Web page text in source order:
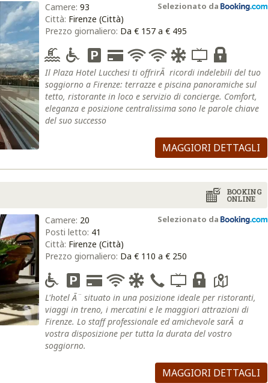
Selezionato da
Camere: 93
Città: Firenze (Città)
Prezzo giornaliero: Da € 157 a € 495
Il Plaza Hotel Lucchesi ti offrirÃ ricordi indelebili del tuo
soggiorno a Firenze: terrazze e piscina panoramiche sul
tetto, ristorante in loco e servizio di concierge. Comfort,
eleganza e posizione centralissima sono le parole chiave
del suo successo
MAGGIORI DETTAGLI
BOOKING
ONLINE
Selezionato da
Camere: 20
Posti letto: 41
Città: Firenze (Città)
Prezzo giornaliero: Da € 110 a € 250
L'hotel Ã¨ situato in una posizione ideale per ristoranti,
viaggi in treno, i mercatini e le maggiori attrazioni di
Firenze. Lo staff professionale ed amichevole sarÃ a
vostra disposizione per tutta la durata del vostro
soggiorno.
MAGGIORI DETTAGLI